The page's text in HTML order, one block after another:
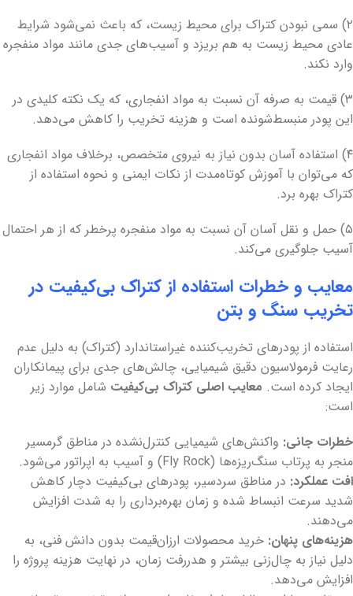
۲) سمی نبودن کتراک برای محیط زیست، که باعث نمی‌شود شرایط
عادی محیط زیست به هم بریزد و آسیب‌های جدی مانند مواد منفجره
وارد نکند.
۳) قیمت به صرفه آن نسبت به مواد انفجاری، که یک نکته کلیدی در
این پودر منبسط‌شونده است و هزینه تخریب را کاهش می‌دهد.
۴) استفاده آسان بدون نیاز به نیروی متخصص، برخلاف مواد انفجاری
که می‌توان با آموزش کوتاه‌مدت از نکات ایمنی و نحوه استفاده از
کتراک بهره برد.
۵) حمل و نقل آسان آن نسبت به مواد منفجره پرخطر که از هر احتمال
آسیب جلوگیری می‌کند.
معایب و خطرات استفاده از کتراک بی‌کیفیت در
تخریب سنگ و بتن
استفاده از پودرهای تخریب‌کننده غیراستاندارد (کتراک) به دلیل عدم
رعایت فرمولاسیون دقیق شیمیایی، چالش‌های جدی برای پیمانکاران
ایجاد کرده است. معایب اصلی کتراک بی‌کیفیت شامل موارد زیر
است:
خطرات جانی: واکنش‌های شیمیایی کنترل‌نشده در مناطق گرمسیر
منجر به پرتاب سنگ‌ریزه‌ها (Fly Rock) و آسیب به اپراتور می‌شود.
افت عملکرد: در مناطق سردسیر، پودرهای بی‌کیفیت دچار کاهش
شدید سرعت انبساط شده و زمان بهره‌برداری را به شدت افزایش
می‌دهند.
هزینه‌های پنهان: خرید محصولات ارزان‌قیمت بدون دانش فنی، به
دلیل نیاز به چال‌زنی بیشتر و هدررفت زمان، در نهایت هزینه پروژه را
افزایش می‌دهد.